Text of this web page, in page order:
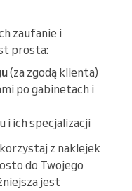
zaufanie i
prosta:
(za zgodą klienta)
po gabinetach i
i ich specjalizacji
z naklejek
do Twojego
jest